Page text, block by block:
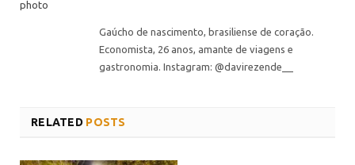
Gaúcho de nascimento, brasiliense de coração.
Economista, 26 anos, amante de viagens e
gastronomia. Instagram: @davirezende__
RELATED POSTS